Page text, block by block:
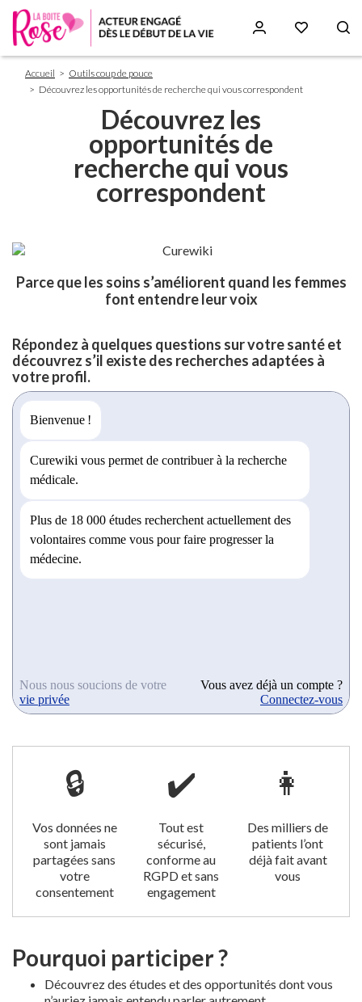
Fil
d'Ariane
Accueil
Outils coup de pouce
Découvrez les opportunités de recherche qui vous correspondent
Découvrez les
opportunités de
recherche qui vous
correspondent
Parce que les soins s’améliorent quand les femmes
font entendre leur voix
Répondez à quelques questions sur votre santé et
découvrez s’il existe des recherches adaptées à
votre profil.
🔒 ✔️ 👩
Vos données ne
sont jamais
partagées sans
votre
consentement
Tout est
sécurisé,
conforme au
RGPD et sans
engagement
Des milliers de
patients l’ont
déjà fait avant
vous
Pourquoi participer ?
Découvrez des études et des opportunités dont vous